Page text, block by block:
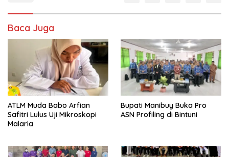
Baca Juga
ATLM Muda Babo Arfian
Safitri Lulus Uji Mikroskopi
Malaria
Bupati Manibuy Buka Pro
ASN Profiling di Bintuni